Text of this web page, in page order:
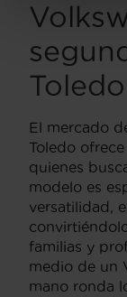
Toledo
El mercado
Toledo
quienes
modelo es
versatilidad,
familias y
medio de un
mano ronda